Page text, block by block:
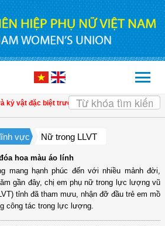
đặc biệt trước lúc xa con | Tri ân nữ Anh
vực Nữ trong LLVT
hoa màu áo lính
mang hạnh phúc đến với nhiều mảnh đời,
gần đây, chị em phụ nữ trong lực lượng vũ
tỉnh đã tham mưu, nhận đỡ đầu trẻ em mồ
công tác trong lực lượng.